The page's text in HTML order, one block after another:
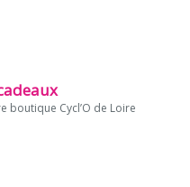
boutique Cycl’O de Loire